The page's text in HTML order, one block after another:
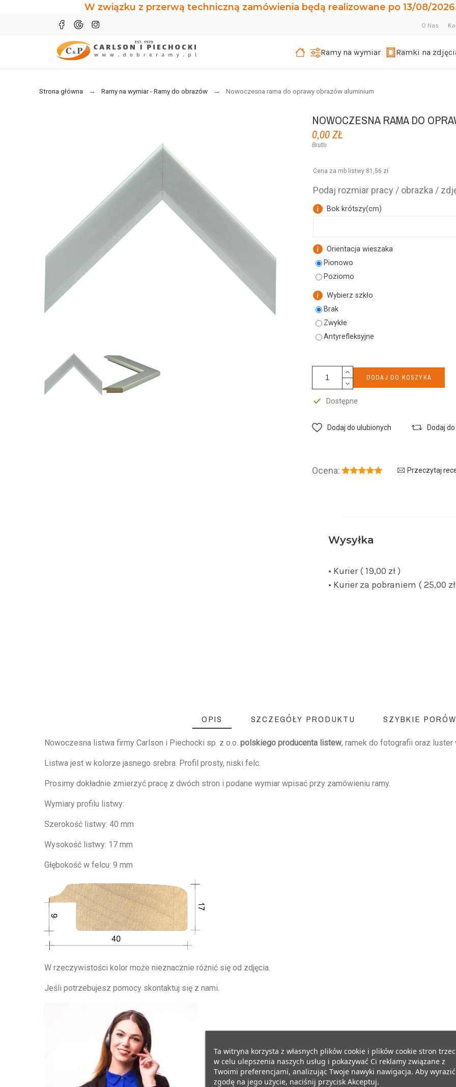
W związku z przerwą techniczną zamówienia będą realizowane po 13/08/
O Nas
Ramy na wymiar Ramki na
Strona główna Ramy na wymiar - Ramy do obrazów Nowoczesna rama do oprawy obrazów aluminium
NOWOCZESNA RAMA DO
0,00 ZŁ
Brutto
Cena za mb listwy:81,56 zł
Podaj rozmiar pracy / obrazka /
Bok krótszy(cm)
Orientacja wieszaka
Pionowo
Poziomo
Wybierz szkło
Brak
Zwykłe
Antyrefleksyjne
DODAJ DO KOSZYKA
Dostępne
Dodaj do ulubionych Dodaj
Ocena: Przeczytaj
Wysyłka
• Kurier ( 19,00 zł )
• Kurier za pobraniem ( 25,00
OPIS SZCZEGÓŁY PRODUKTU SZYBKIE
Nowoczesna listwa firmy Carlson i Piechocki sp. z o.o.polskiego producenta listew, ramek do fotografii oraz luster
Listwa jest w kolorze jasnego srebra. Profil prosty, niski felc.
Prosimy dokładnie zmierzyć pracę z dwóch stron i podane wymiar wpisać przy zamówieniu ramy.
Wymiary profilu listwy:
Szerokość listwy: 40 mm
Wysokość listwy: 17 mm
Głębokość w felcu: 9 mm
W rzeczywistości kolor może nieznacznie różnić się od zdjęcia.
Jeśli potrzebujesz pomocy skontaktuj się z nami.
Ta witryna korzysta z własnych plików cookie i plików cookie stron
w celu ulepszenia naszych usług i pokazywać Ci reklamy związane z
Twoimi preferencjami, analizując Twoje nawyki nawigacja. Aby wyrazić
zgodę na jego użycie, naciśnij przycisk Akceptuj.